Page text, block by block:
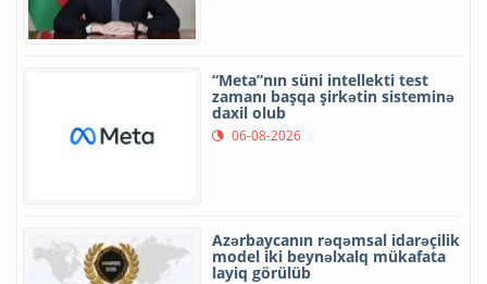
“Meta”nın süni intellekti test
zamanı başqa şirkətin sisteminə
daxil olub
06-08-2026
Azərbaycanın rəqəmsal idarəçilik
model iki beynəlxalq mükafata
layiq görülüb